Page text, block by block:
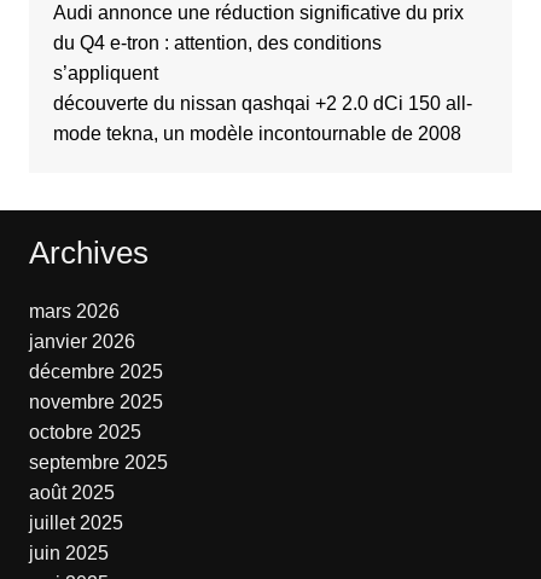
Audi annonce une réduction significative du prix
du Q4 e-tron : attention, des conditions
s’appliquent
découverte du nissan qashqai +2 2.0 dCi 150 all-
mode tekna, un modèle incontournable de 2008
Archives
mars 2026
janvier 2026
décembre 2025
novembre 2025
octobre 2025
septembre 2025
août 2025
juillet 2025
juin 2025